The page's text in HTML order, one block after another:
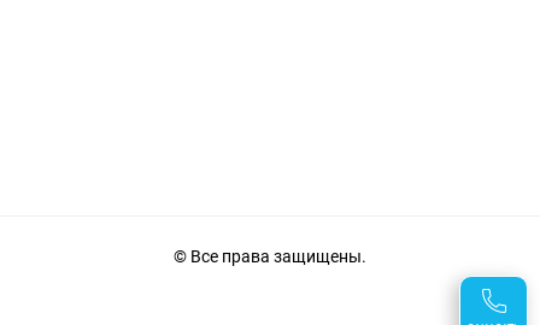
© Все права защищены.